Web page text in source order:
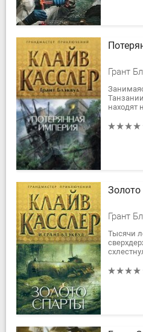
Грант
находят
внутри
Грант
Тысячи